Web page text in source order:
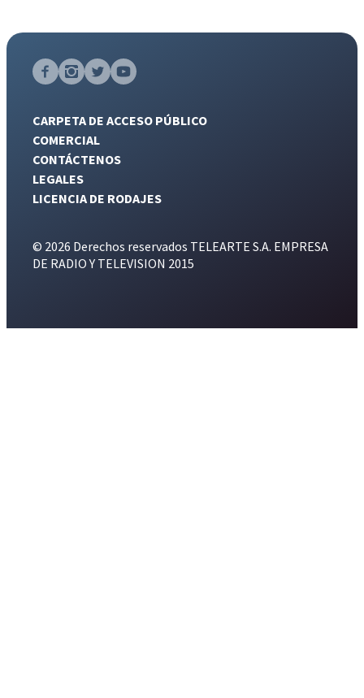
CARPETA DE ACCESO PÚBLICO
COMERCIAL
CONTÁCTENOS
LEGALES
LICENCIA DE RODAJES
© 2026 Derechos reservados TELEARTE S.A. EMPRESA
DE RADIO Y TELEVISION 2015